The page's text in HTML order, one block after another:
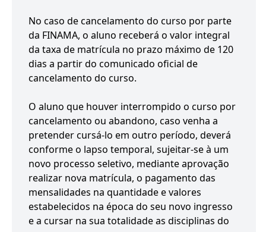
No caso de cancelamento do curso por parte
da FINAMA, o aluno receberá o valor integral
da taxa de matrícula no prazo máximo de 120
dias a partir do comunicado oficial de
cancelamento do curso.
O aluno que houver interrompido o curso por
cancelamento ou abandono, caso venha a
pretender cursá-lo em outro período, deverá
conforme o lapso temporal, sujeitar-se à um
novo processo seletivo, mediante aprovação
realizar nova matrícula, o pagamento das
mensalidades na quantidade e valores
estabelecidos na época do seu novo ingresso
e a cursar na sua totalidade as disciplinas do